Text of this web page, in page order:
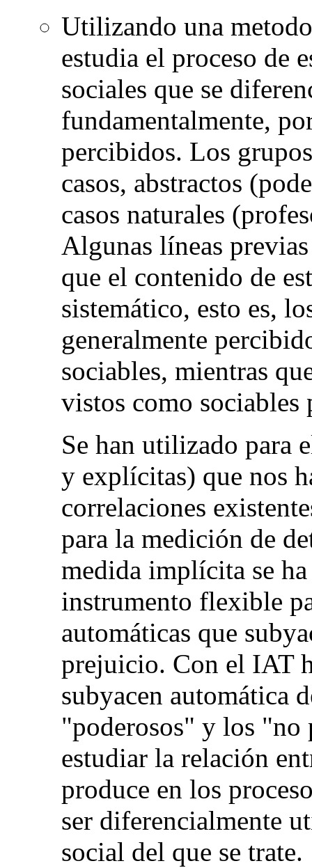
Utilizando una
estudia el proceso de
sociales que se
fundamentalmente,
percibidos. Los
casos, abstractos
casos naturales
Algunas líneas
que el contenido de
sistemático, esto es,
generalmente
sociables, mientras
vistos como sociables
Se han utilizado para
y explícitas) que nos
correlaciones
para la medición de
medida implícita se
instrumento flexible
automáticas que
prejuicio. Con el IAT
subyacen automática
"poderosos" y los "no
estudiar la relación
produce en los
ser diferencialmente
social del que se trate.